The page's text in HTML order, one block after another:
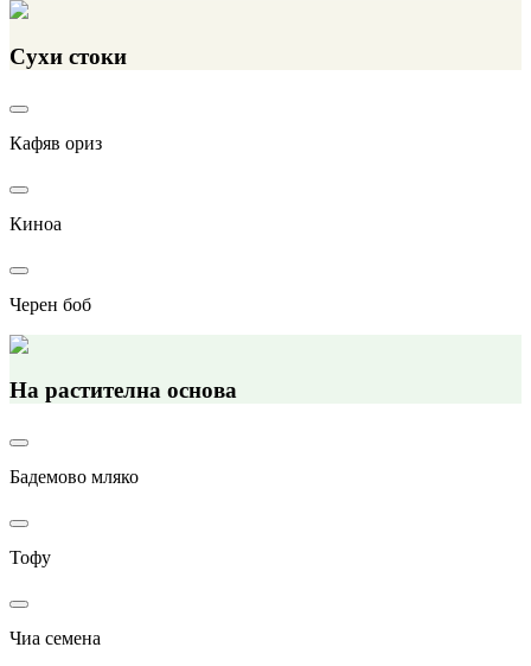
Сухи стоки
Кафяв ориз
Киноа
Черен боб
На растителна основа
Бадемово мляко
Тофу
Чиа семена